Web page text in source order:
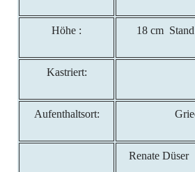
Höhe : 18 cm
Kastriert:
Aufenthaltsort: